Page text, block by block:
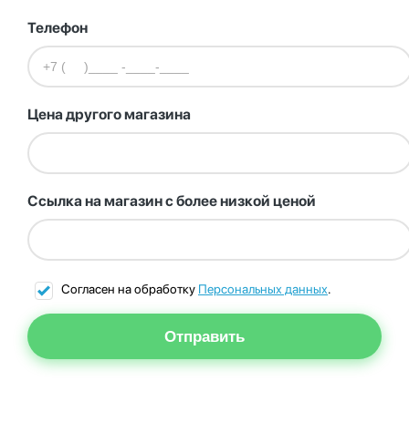
Телефон
Цена другого магазина
Ссылка на магазин с более низкой ценой
Согласен на обработку Персональных данных.
Отправить